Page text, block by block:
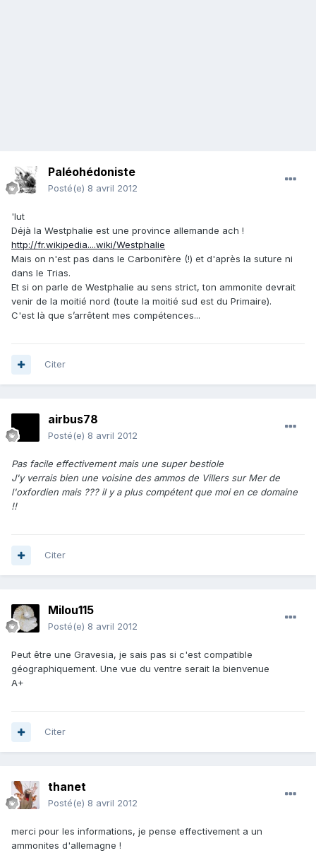
Paléohédoniste
Posté(e) 8 avril 2012
'lut
Déjà la Westphalie est une province allemande ach !
http://fr.wikipedia....wiki/Westphalie
Mais on n'est pas dans le Carbonifère (!) et d'après la suture ni
dans le Trias.
Et si on parle de Westphalie au sens strict, ton ammonite devrait
venir de la moitié nord (toute la moitié sud est du Primaire).
C'est là que s’arrêtent mes compétences...
Citer
airbus78
Posté(e) 8 avril 2012
Pas facile effectivement mais une super bestiole
J'y verrais bien une voisine des ammos de Villers sur Mer de
l'oxfordien mais ??? il y a plus compétent que moi en ce domaine
!!
Citer
Milou115
Posté(e) 8 avril 2012
Peut être une Gravesia, je sais pas si c'est compatible
géographiquement. Une vue du ventre serait la bienvenue
A+
Citer
thanet
Posté(e) 8 avril 2012
merci pour les informations, je pense effectivement a un
ammonites d'allemagne !